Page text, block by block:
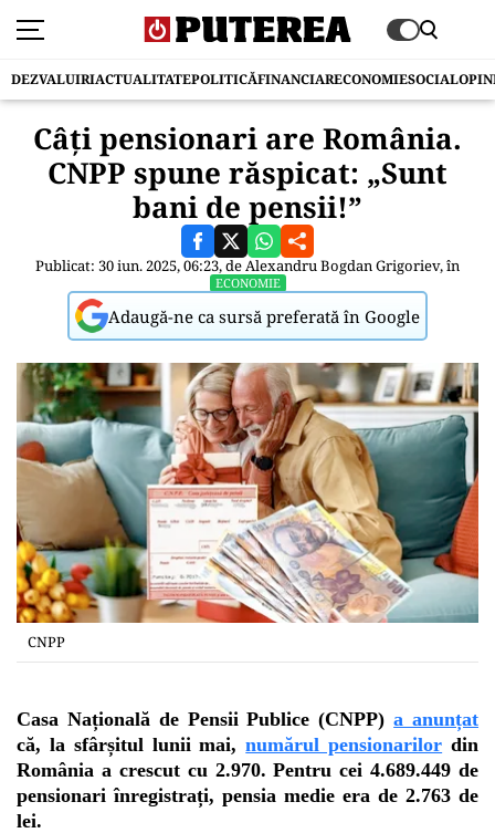
DEZVALUIRIACTUALITATEPOLITICĂFINANCIARECONOMIESOCIAL
Câți pensionari are România.
CNPP spune răspicat: „Sunt
bani de pensii!”
Publicat: 30 iun. 2025, 06:23, deAlexandru Bogdan Grigoriev, în
ECONOMIE
Adaugă-ne ca sursă preferată în Google
CNPP
Casa Națională de Pensii Publice (CNPP)a anunțat
că, la sfârșitul lunii mai,numărul pensionarilor din
România a crescut cu 2.970. Pentru cei 4.689.449 de
pensionari înregistrați, pensia medie era de 2.763 de
lei.